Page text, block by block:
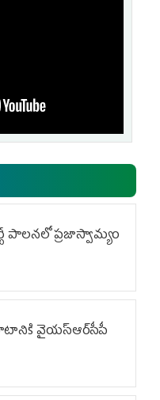
పాలనలో ప్రజాస్వామ్యం
వైయ‌స్ఆర్‌సీపీ